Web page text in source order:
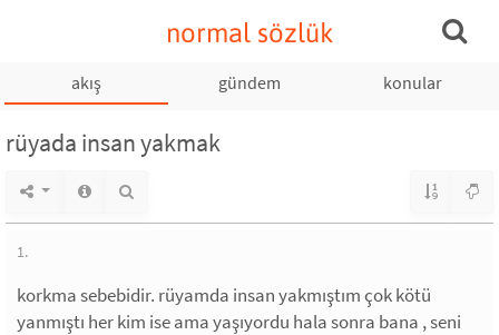
normal sözlük
akış gündem konular
rüyada insan yakmak
1.
korkma sebebidir. rüyamda insan yakmıştım çok kötü
yanmıştı her kim ise ama yaşıyordu hala sonra bana , seni